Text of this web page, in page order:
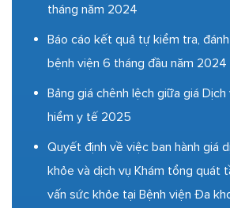
tháng năm 2024
Báo cáo kết quả tự kiểm tra,
bệnh viện 6 tháng đầu năm 2024
Bảng giá chênh lệch giữa giá Dịch
hiểm y tế 2025
Quyết định về việc ban hành giá
khỏe và dịch vụ Khám tổng quát
vấn sức khỏe tại Bệnh viện Đa